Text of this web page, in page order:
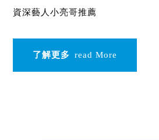
資深藝人小亮哥推薦
了解更多 read More